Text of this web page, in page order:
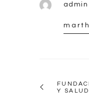
admin
Y